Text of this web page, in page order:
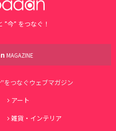
”今” をつなぐ！
MAGAZINE
をつなぐウェブマガジン
アート
雑貨・インテリア